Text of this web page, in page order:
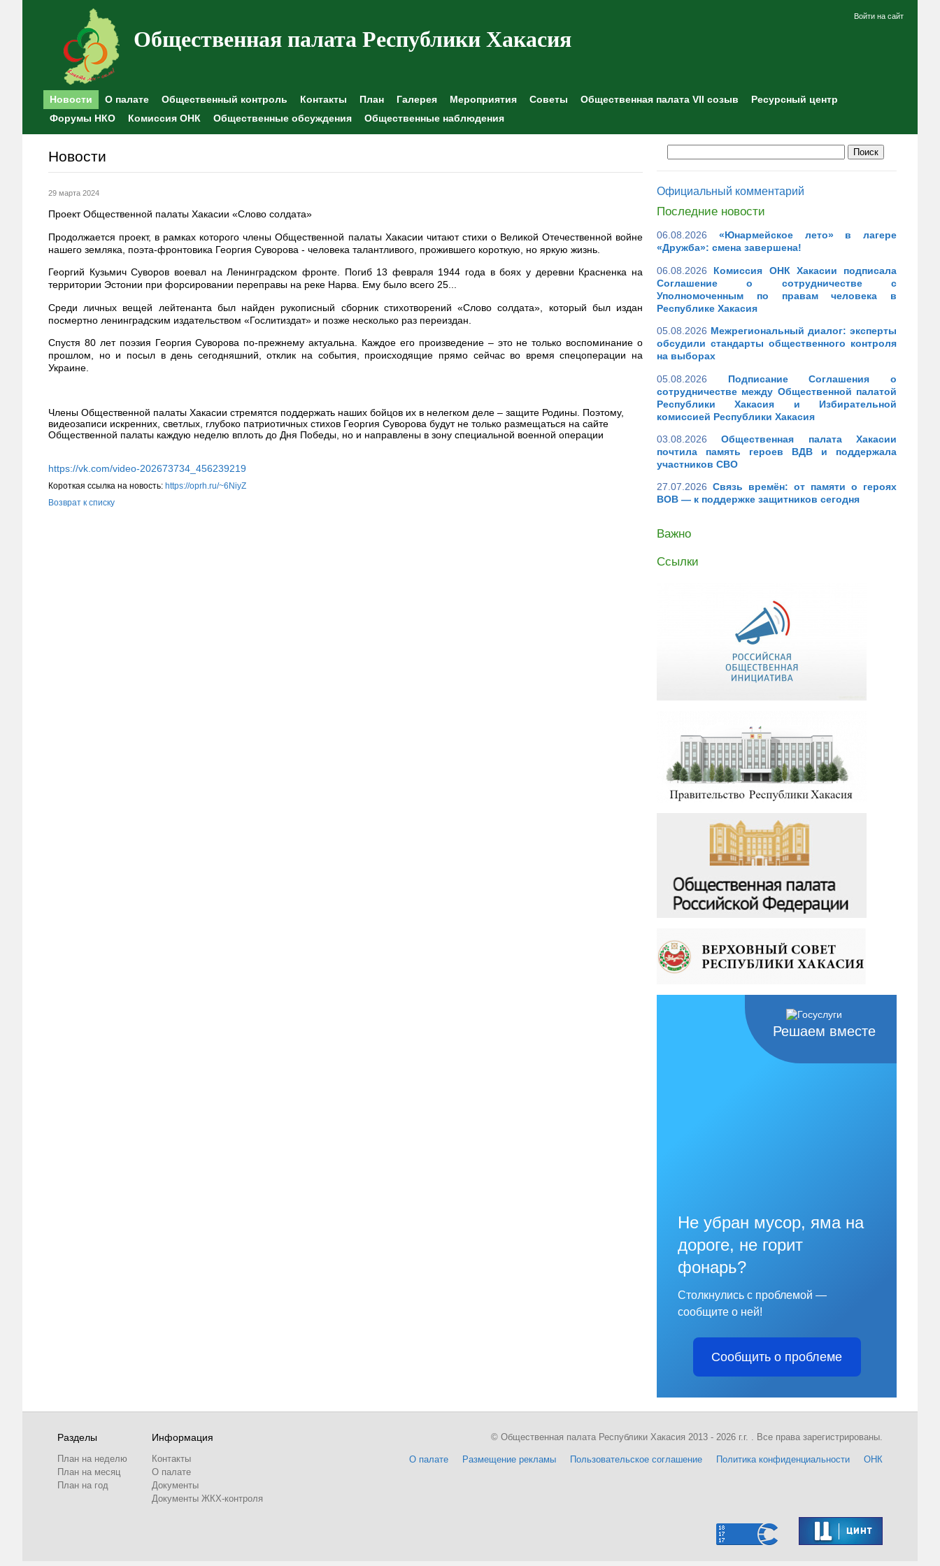
Общественная палата Республики Хакасия
Войти на сайт
Новости О палате Общественный контроль Контакты План Галерея Мероприятия Советы Общественная палата VII созыв
Ресурсный центр
Форумы НКО
Комиссия ОНК Общественные обсуждения Общественные наблюдения
Новости
29 марта 2024
Проект Общественной палаты Хакасии «Слово солдата»
Продолжается проект, в рамках которого члены Общественной палаты Хакасии читают стихи о Великой Отечественной войне
нашего земляка, поэта-фронтовика Георгия Суворова - человека талантливого, прожившего короткую, но яркую жизнь.
Георгий Кузьмич Суворов воевал на Ленинградском фронте. Погиб 13 февраля 1944 года в боях у деревни Красненка на
территории Эстонии при форсировании переправы на реке Нарва. Ему было всего 25...
Среди личных вещей лейтенанта был найден рукописный сборник стихотворений «Слово солдата», который был издан
посмертно ленинградским издательством «Гослитиздат» и позже несколько раз переиздан.
Спустя 80 лет поэзия Георгия Суворова по-прежнему актуальна. Каждое его произведение – это не только воспоминание о
прошлом, но и посыл в день сегодняшний, отклик на события, происходящие прямо сейчас во время спецоперации на
Украине.
Члены Общественной палаты Хакасии стремятся поддержать наших бойцов их в нелегком деле – защите Родины. Поэтому,
видеозаписи искренних, светлых, глубоко патриотичных стихов Георгия Суворова будут не только размещаться на сайте
Общественной палаты каждую неделю вплоть до Дня Победы, но и направлены в зону специальной военной операции
https://vk.com/video-202673734_456239219
Короткая ссылка на новость: https://oprh.ru/~6NiyZ
Возврат к списку
Официальный комментарий
Последние новости
06.08.2026
«Юнармейское лето» в лагере
«Дружба»: смена завершена!
06.08.2026
Комиссия ОНК Хакасии подписала
Соглашение о сотрудничестве с
Уполномоченным по правам человека в
Республике Хакасия
05.08.2026 Межрегиональный диалог: эксперты
обсудили стандарты общественного контроля
на выборах
05.08.2026
Подписание Соглашения о
сотрудничестве между Общественной палатой
Республики Хакасия и Избирательной
комиссией Республики Хакасия
03.08.2026
Общественная палата Хакасии
почтила память героев ВДВ и поддержала
участников СВО
27.07.2026 Связь времён: от памяти о героях
ВОВ — к поддержке защитников сегодня
Важно
Ссылки
Решаем вместе
Не убран мусор, яма на
дороге, не горит
фонарь?
Столкнулись с проблемой —
сообщите о ней!
Сообщить о проблеме
Разделы
План на неделю
План на месяц
План на год
Информация
Контакты
О палате
Документы
Документы ЖКХ-контроля
О палате Размещение рекламы Пользовательское соглашение Политика конфиденциальности ОНК
© Общественная палата Республики Хакасия 2013 - 2026 г.г. . Все права зарегистрированы.